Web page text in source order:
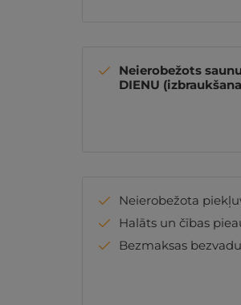
Neierobežots
DIENU
Neierobežota
Halāts un čības
Bezmaksas